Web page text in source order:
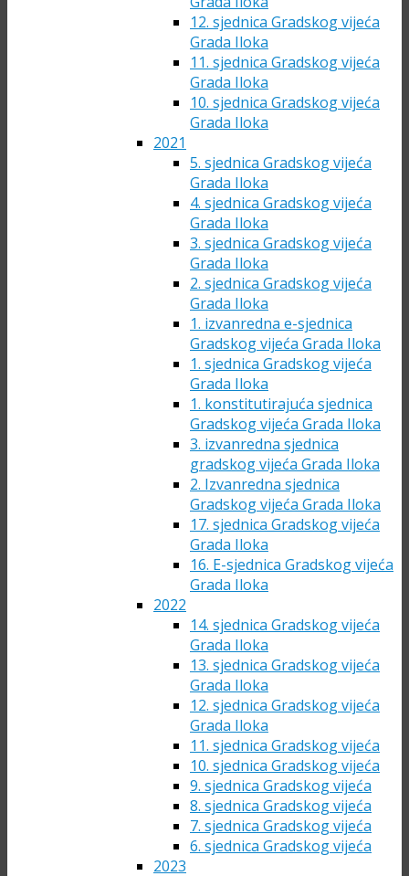
12. sjednica Gradskog vijeća
Grada Iloka
11. sjednica Gradskog vijeća
Grada Iloka
10. sjednica Gradskog vijeća
Grada Iloka
2021
5. sjednica Gradskog vijeća
Grada Iloka
4. sjednica Gradskog vijeća
Grada Iloka
3. sjednica Gradskog vijeća
Grada Iloka
2. sjednica Gradskog vijeća
Grada Iloka
1. izvanredna e-sjednica
Gradskog vijeća Grada Iloka
1. sjednica Gradskog vijeća
Grada Iloka
1. konstitutirajuća sjednica
Gradskog vijeća Grada Iloka
3. izvanredna sjednica
gradskog vijeća Grada Iloka
2. Izvanredna sjednica
Gradskog vijeća Grada Iloka
17. sjednica Gradskog vijeća
Grada Iloka
16. E-sjednica Gradskog vijeća
Grada Iloka
2022
14. sjednica Gradskog vijeća
Grada Iloka
13. sjednica Gradskog vijeća
Grada Iloka
12. sjednica Gradskog vijeća
Grada Iloka
11. sjednica Gradskog vijeća
10. sjednica Gradskog vijeća
9. sjednica Gradskog vijeća
8. sjednica Gradskog vijeća
7. sjednica Gradskog vijeća
6. sjednica Gradskog vijeća
2023